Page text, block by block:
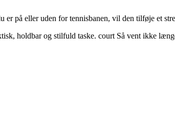
er på eller uden for tennisbanen, vil den tilføje et
holdbar og stilfuld taske. court Så vent ikke